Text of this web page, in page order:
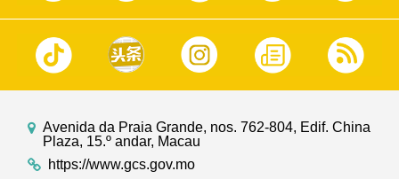
Avenida da Praia Grande, nos. 762-804, Edif. China
Plaza, 15.º andar, Macau
https://www.gcs.gov.mo